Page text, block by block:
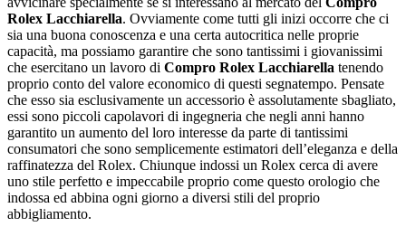
Rolex Lacchiarella. Ovviamente come tutti gli inizi occorre che ci
sia una buona conoscenza e una certa autocritica nelle proprie
capacità, ma possiamo garantire che sono tantissimi i giovanissimi
che esercitano un lavoro di Compro Rolex Lacchiarella tenendo
proprio conto del valore economico di questi segnatempo. Pensate
che esso sia esclusivamente un accessorio è assolutamente sbagliato,
essi sono piccoli capolavori di ingegneria che negli anni hanno
garantito un aumento del loro interesse da parte di tantissimi
consumatori che sono semplicemente estimatori dell’eleganza e della
raffinatezza del Rolex. Chiunque indossi un Rolex cerca di avere
uno stile perfetto e impeccabile proprio come questo orologio che
indossa ed abbina ogni giorno a diversi stili del proprio
abbigliamento.